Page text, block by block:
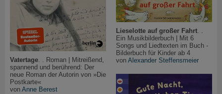
Vatertage. . Roman | Mitreißend,
spannend und berührend: Der
neue Roman der Autorin von »Die
Postkarte«
von Anne Berest
Lieselotte auf großer Fahrt
Ein Musikbilderbuch | Mit 6
Songs und Liedtexten im Buch -
Bilderbuch für Kinder ab 4
von Alexander Steffensmeier